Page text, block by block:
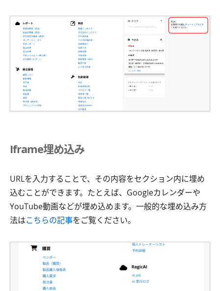
Iframe埋め込み
URLを入力することで、その内容をセクション内に埋め
込むことができます。たとえば、Googleカレンダーや
YouTube動画などが埋め込めます。一般的な埋め込み方
法はこちらの記事をご覧ください。